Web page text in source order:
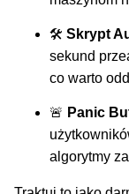
🛠️Skrypt
sekund
co warto
🚨 Panic
algorytmy